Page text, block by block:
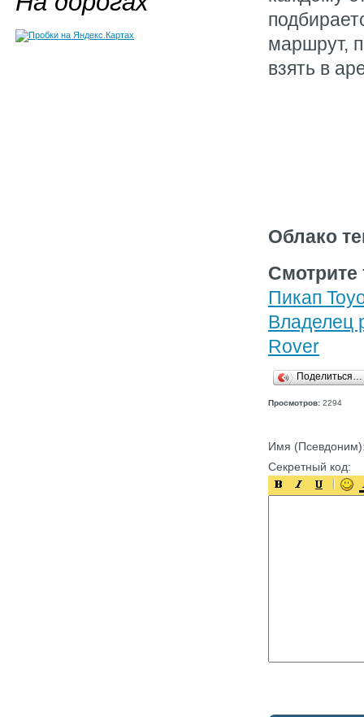
маршрут,
взять в
Облако
Смотрите
Пикап
Владелец
Rover
Поделиться…
Просмотров: 2294
Имя
Секретный код: